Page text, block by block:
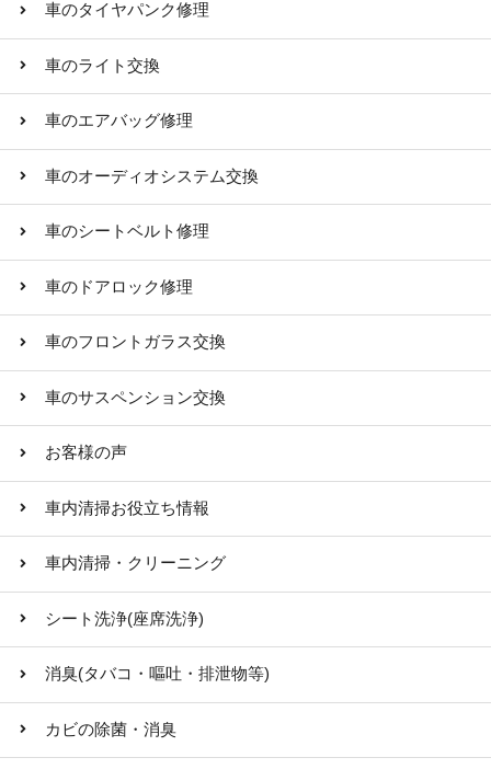
車のタイヤパンク修理
車のライト交換
車のエアバッグ修理
車のオーディオシステム交換
車のシートベルト修理
車のドアロック修理
車のフロントガラス交換
車のサスペンション交換
お客様の声
車内清掃お役立ち情報
車内清掃・クリーニング
シート洗浄(座席洗浄)
消臭(タバコ・嘔吐・排泄物等)
カビの除菌・消臭